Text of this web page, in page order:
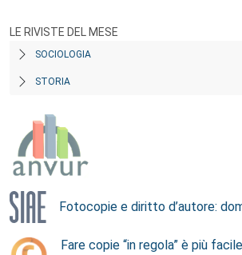
LE RIVISTE DEL MESE
SOCIOLOGIA
STORIA
Fotocopie e diritto d’autore:
Fare copie “in regola” è più facile